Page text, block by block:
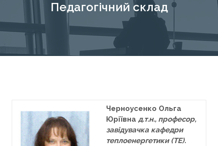
Педагогічний склад
Черноусенко Ольга
Юріївнад.т.н., професор,
завідувачка кафедри
теплоенергетики (ТЕ).